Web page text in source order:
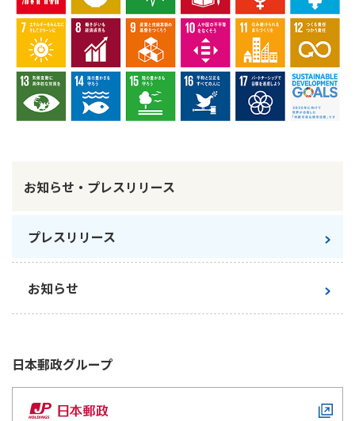
お知らせ・プレスリリース
プレスリリース
お知らせ
日本郵政グループ